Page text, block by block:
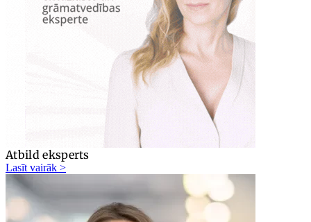
Atbild eksperts
Lasīt vairāk >